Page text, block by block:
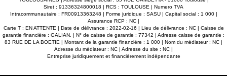
Siret : 91336324800018 | RCS : TOULOUSE | Numero TVA
Intracommunautaire : FR00913363248 | Forme juridique : SASU | Capital social : 1 000 |
Assurance RCP : NC |
Carte T : EN ATTENTE | Date de délivrance : 2022-02-16 | Lieu de délivrance : NC | Caisse de
garantie financière : GALIAN. | N° de caisse de garantie : 77342 | Adresse caisse de garantie :
83 RUE DE LA BOETIE | Montant de la garantie financière : 1 000 | Nom du médiateur : NC |
Adresse du médiateur : NC | Adresse du site : NC |
Entreprise juridiquement et financièrement indépendante